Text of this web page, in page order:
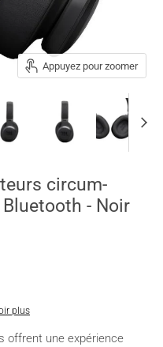
Appuyez pour zoomer
circum-
- Noir
plus
offrent une expérience